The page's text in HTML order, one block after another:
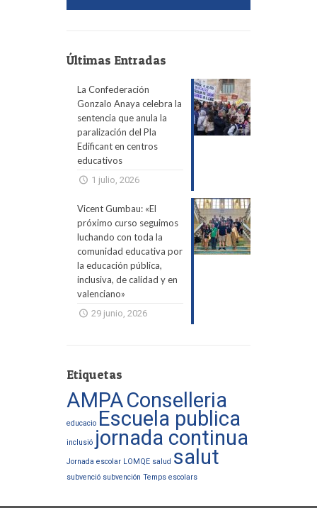
Últimas Entradas
La Confederación
Gonzalo Anaya celebra la
sentencia que anula la
paralización del Pla
Edificant en centros
educativos
1 julio, 2026
Vicent Gumbau: «El
próximo curso seguimos
luchando con toda la
comunidad educativa por
la educación pública,
inclusiva, de calidad y en
valenciano»
29 junio, 2026
Etiquetas
AMPAConselleria
educacio Escuela publica
inclusió jornada continua
Jornada escolar LOMQE salud salut
subvenció subvención Temps escolars